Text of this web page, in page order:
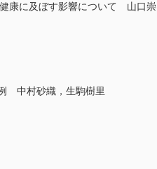
康に及ぼす影響について 山口崇
中村砂織，生駒樹里